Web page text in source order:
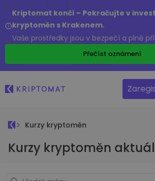
Kriptomat končí – Pokračujte v
kryptoměn s Krakenem.
Vaše prostředky jsou v bezpečí a plně
Přečíst oznámení
Kurzy kryptoměn
Kurzy kryptoměn